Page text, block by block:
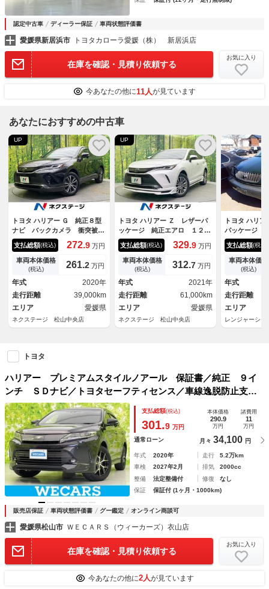
認定中古車 ディーラー保証 車両状態評価書
愛媛県新居浜市 トヨタカローラ愛媛（株） 新居浜店
在庫を確認・見積り依頼する
お気に入り
今あなたの他に11人が見ています
あなたにおすすめの中古車
UP
トヨタ ハリアー Ｇ 純正８型
ナビ バックカメラ 衝突被害
軽減システム レーダークルー
ズ 禁煙車 電動リアゲート
ハーフレザーシート パワーシ
ート ドラレコ コーナーセン
サー スマートキー ＬＥＤヘ
ッド ビルトインＥＴＣ
支払総額(税込) 272.9 万円
車両本体価格
(税込) 261.2 万円
年式
2020年
走行距離
39,000km
エリア
愛媛県
ネクステージ 松山中央店
UP
トヨタ ハリアー Ｚ レザーパ
ッケージ 純正エアロ １２．
３型ナビ付ディスプレイオーデ
ィオ 全周囲カメラ ＪＢＬサ
ウンド セーフティセンス レ
ーダークルーズ 禁煙車 電動
リアゲート レザーシート シ
ートベンチレーション パワー
シート
支払総額(税込) 329.9 万円
車両本体価格
(税込) 312.7 万円
年式
2021年
走行距離
61,000km
エリア
愛媛県
ネクステージ 松山中央店
トヨタ ハリ
パッケージ
支払総額(税込)
車両本体価格
(税込)
年式
走行距離
エリア
レンジャーシコ
トヨタ
ハリアー プレミアムスタイルノアール 保証書／純正 ９イ
ンチ ＳＤナビ／トヨタセーフティセンス／車線逸脱防止支援
システム／シート ハーフレザー／電動バックドア／ドライブ
レコーダー 前後／ヘッドランプ ＬＥＤ／Ｂｌｕｅｔｏｏｔ
ｈ接続
支払総額(税込)
301.9 万円
本体価格
290.9
万円
諸費用
11
万円
通常ローン 月々 34,100 円
年式 2020年 走行
5.2万km
車検
2027年2月 排気
2000cc
整備
法定整備付 修復
なし
保証
保証付 (1ヶ月・1000km)
販売店保証 車両状態評価書 グー鑑定 オンライン商談可
愛媛県松山市 ＷＥＣＡＲＳ（ウィーカーズ）衣山店
在庫を確認・見積り依頼する
お気に入り
今あなたの他に2人が見ています